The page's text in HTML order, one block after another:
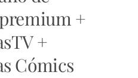
+
+
Cómics